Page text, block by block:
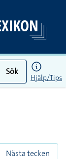
Sök
Hjälp/Tips
Nästa tecken